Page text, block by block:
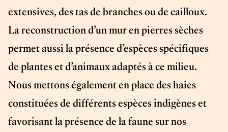
extensives, des tas de branches ou de cailloux.
La reconstruction d’un mur en pierres sèches
permet aussi la présence d’espèces spécifiques
de plantes et d’animaux adaptés à ce milieu.
Nous mettons également en place des haies
constituées de différents espèces indigènes et
favorisant la présence de la faune sur nos